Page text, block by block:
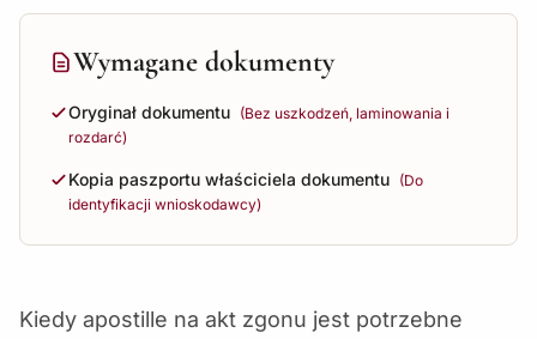
Wymagane dokumenty
Oryginał dokumentu (Bez uszkodzeń, laminowania i
rozdarć)
Kopia paszportu właściciela dokumentu (Do
identyfikacji wnioskodawcy)
Kiedy apostille na akt zgonu jest potrzebne